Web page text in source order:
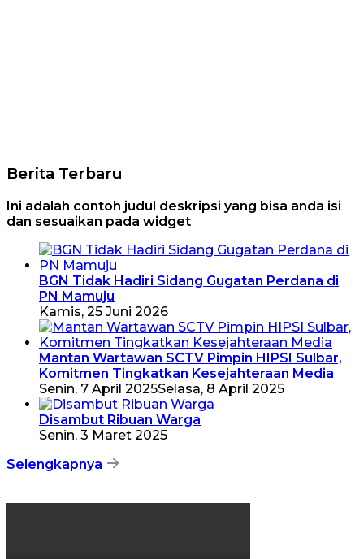
Berita Terbaru
Ini adalah contoh judul deskripsi yang bisa anda isi
dan sesuaikan pada widget
BGN Tidak Hadiri Sidang Gugatan Perdana di
PN Mamuju
Kamis, 25 Juni 2026
Mantan Wartawan SCTV Pimpin HIPSI Sulbar,
Komitmen Tingkatkan Kesejahteraan Media
Senin, 7 April 2025Selasa, 8 April 2025
Disambut Ribuan Warga
Senin, 3 Maret 2025
Selengkapnya